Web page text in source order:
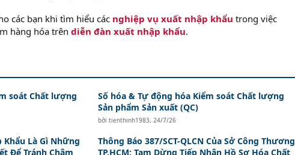
các bạn khi tìm hiểu các nghiệp vụ xuất nhập khẩu trong việc
hàng hóa trên diễn đàn xuất nhập khẩu.
soát Chất lượng
Số hóa & Tự động hóa Kiểm soát Chất lượng
Sản phẩm Sản xuất (QC)
bởi tienthinh1983, 24/7/26
Khẩu Là Gì Những
Để Tránh Chậm
Thông Báo 387/SCT-QLCN Của Sở Công Thương
TP.HCM: Tạm Dừng Tiếp Nhận Hồ Sơ Hóa Chất